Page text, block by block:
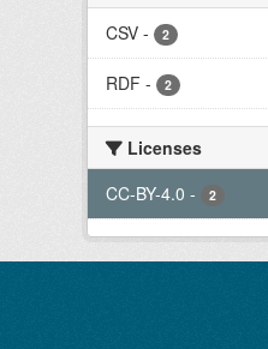
CSV - 2
RDF - 2
Licenses
CC-BY-4.0 - 2